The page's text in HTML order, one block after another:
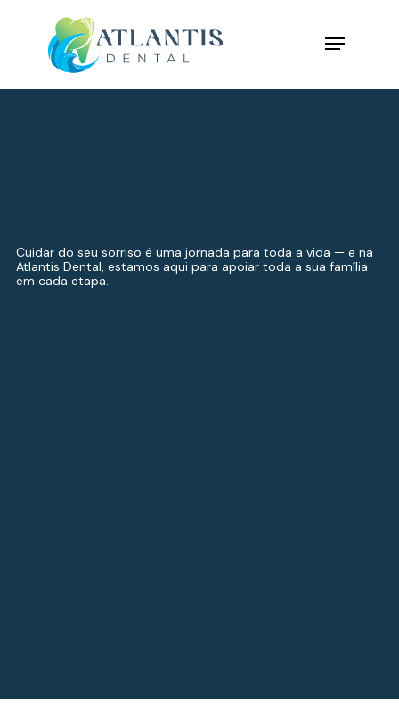
Cuidar do seu sorriso é uma jornada para toda a vida — e na
Atlantis Dental, estamos aqui para apoiar toda a sua família
em cada etapa.